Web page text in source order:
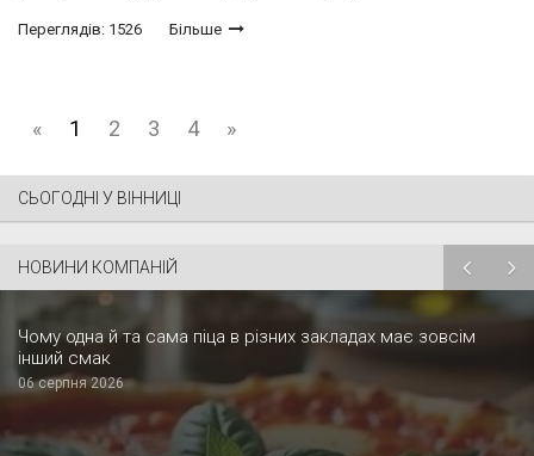
Переглядів: 1526 Більше
« 1 2 3 4 »
СЬОГОДНІ У ВІННИЦІ
НОВИНИ КОМПАНІЙ
Чому одна й та сама піца в різних закладах має зовсім
інший смак
06 серпня 2026